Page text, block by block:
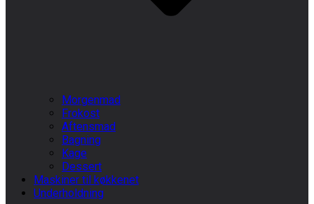
Morgenmad
Frokost
Aftensmad
Bagning
Kage
Dessert
Maskiner til køkkenet
Underholdning